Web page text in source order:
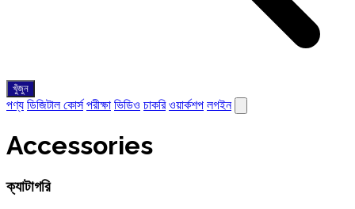
খুঁজুন
পণ্য ডিজিটাল কোর্স পরীক্ষা ভিডিও চাকরি ওয়ার্কশপ লগইন
Accessories
ক্যাটাগরি